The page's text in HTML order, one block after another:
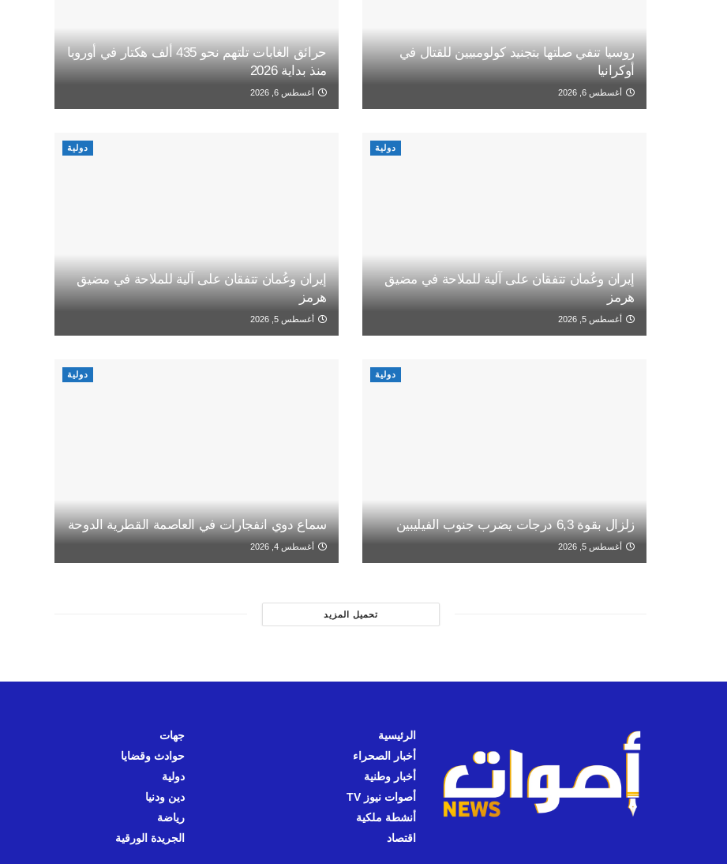
روسيا تنفي صلتها بتجنيد كولومبيين للقتال في
أوكرانيا
أغسطس 6, 2026
حرائق الغابات تلتهم نحو 435 ألف هكتار في أوروبا
منذ بداية 2026
أغسطس 6, 2026
دولية
إيران وعُمان تتفقان على آلية للملاحة في مضيق
هرمز
أغسطس 5, 2026
دولية
إيران وعُمان تتفقان على آلية للملاحة في مضيق
هرمز
أغسطس 5, 2026
دولية
زلزال بقوة 6,3 درجات يضرب جنوب الفيليبين
أغسطس 5, 2026
دولية
سماع دوي انفجارات في العاصمة القطرية الدوحة
أغسطس 4, 2026
تحميل المزيد
الرئيسية
أخبار الصحراء
أخبار وطنية
أصوات نيوز TV
أنشطة ملكية
اقتصاد
جهات
حوادث وقضايا
دولية
دين ودنيا
رياضة
الجريدة الورقية